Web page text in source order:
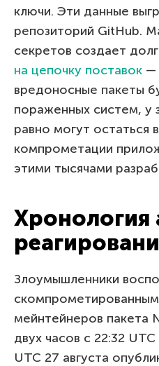
ключи. Эти данные
репозиторий GitHub.
секретов создает
на цепочку поставок —
вредоносные пакеты
пораженных систем, у
равно могут остаться
компрометации
этими тысячами
Хронология
Злоумышленники
мейнтейнеров пакета
двух часов с 22:32
UTC 27 августа